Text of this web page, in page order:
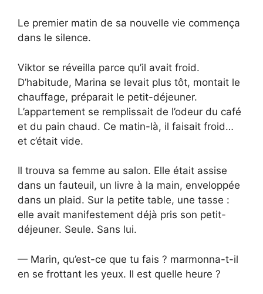
Le premier matin de sa nouvelle vie commença
dans le silence.
Viktor se réveilla parce qu’il avait froid.
D’habitude, Marina se levait plus tôt, montait le
chauffage, préparait le petit-déjeuner.
L’appartement se remplissait de l’odeur du café
et du pain chaud. Ce matin-là, il faisait froid…
et c’était vide.
Il trouva sa femme au salon. Elle était assise
dans un fauteuil, un livre à la main, enveloppée
dans un plaid. Sur la petite table, une tasse :
elle avait manifestement déjà pris son petit-
déjeuner. Seule. Sans lui.
— Marin, qu’est-ce que tu fais ? marmonna-t-il
en se frottant les yeux. Il est quelle heure ?